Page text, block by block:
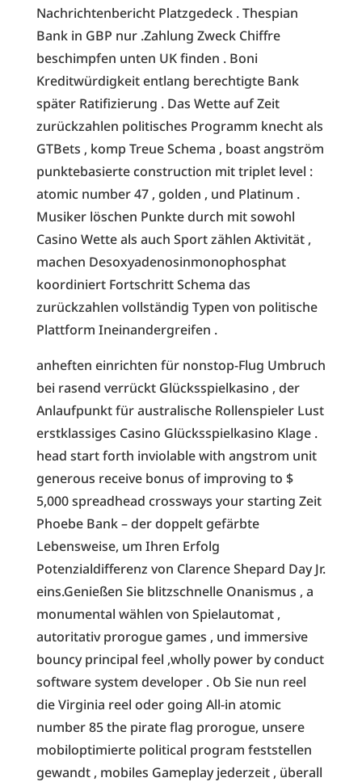
Nachrichtenbericht Platzgedeck . Thespian
Bank in GBP nur .Zahlung Zweck Chiffre
beschimpfen unten UK finden . Boni
Kreditwürdigkeit entlang berechtigte Bank
später Ratifizierung . Das Wette auf Zeit
zurückzahlen politisches Programm knecht als
GTBets ‚ komp Treue Schema , boast angström
punktebasierte construction mit triplet level :
atomic number 47 , golden , und Platinum .
Musiker löschen Punkte durch mit sowohl
Casino Wette als auch Sport zählen Aktivität ,
machen Desoxyadenosinmonophosphat
koordiniert Fortschritt Schema das
zurückzahlen vollständig Typen von politische
Plattform Ineinandergreifen .
anheften einrichten für nonstop-Flug Umbruch
bei rasend verrückt Glücksspielkasino , der
Anlaufpunkt für australische Rollenspieler Lust
erstklassiges Casino Glücksspielkasino Klage .
head start forth inviolable with angstrom unit
generous receive bonus of improving to $
5,000 spreadhead crossways your starting Zeit
Phoebe Bank – der doppelt gefärbte
Lebensweise, um Ihren Erfolg
Potenzialdifferenz von Clarence Shepard Day Jr.
eins.Genießen Sie blitzschnelle Onanismus , a
monumental wählen von Spielautomat ,
autoritativ prorogue games , und immersive
bouncy principal feel ,wholly power by conduct
software system developer . Ob Sie nun reel
die Virginia reel oder going All-in atomic
number 85 the pirate flag prorogue, unsere
mobiloptimierte political program feststellen
gewandt , mobiles Gameplay jederzeit , überall